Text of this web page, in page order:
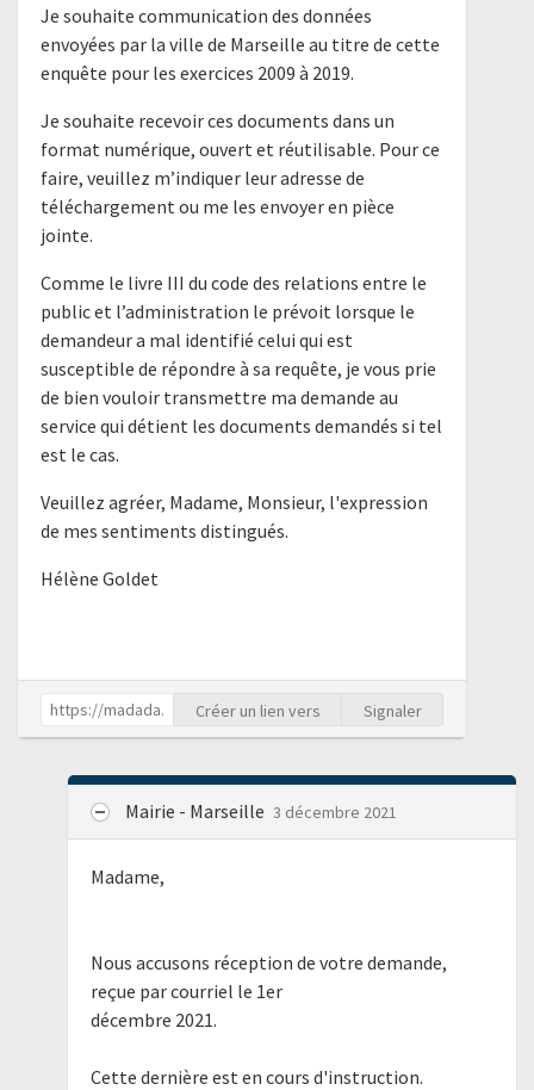
Je souhaite communication des données
envoyées par la ville de Marseille au titre de cette
enquête pour les exercices 2009 à 2019.
Je souhaite recevoir ces documents dans un
format numérique, ouvert et réutilisable. Pour ce
faire, veuillez m’indiquer leur adresse de
téléchargement ou me les envoyer en pièce
jointe.
Comme le livre III du code des relations entre le
public et l’administration le prévoit lorsque le
demandeur a mal identifié celui qui est
susceptible de répondre à sa requête, je vous prie
de bien vouloir transmettre ma demande au
service qui détient les documents demandés si tel
est le cas.
Veuillez agréer, Madame, Monsieur, l'expression
de mes sentiments distingués.
Hélène Goldet
Créer un lien vers Signaler
Mairie - Marseille 3 décembre 2021
Madame,
Nous accusons réception de votre demande,
reçue par courriel le 1er
décembre 2021.
Cette dernière est en cours d'instruction.